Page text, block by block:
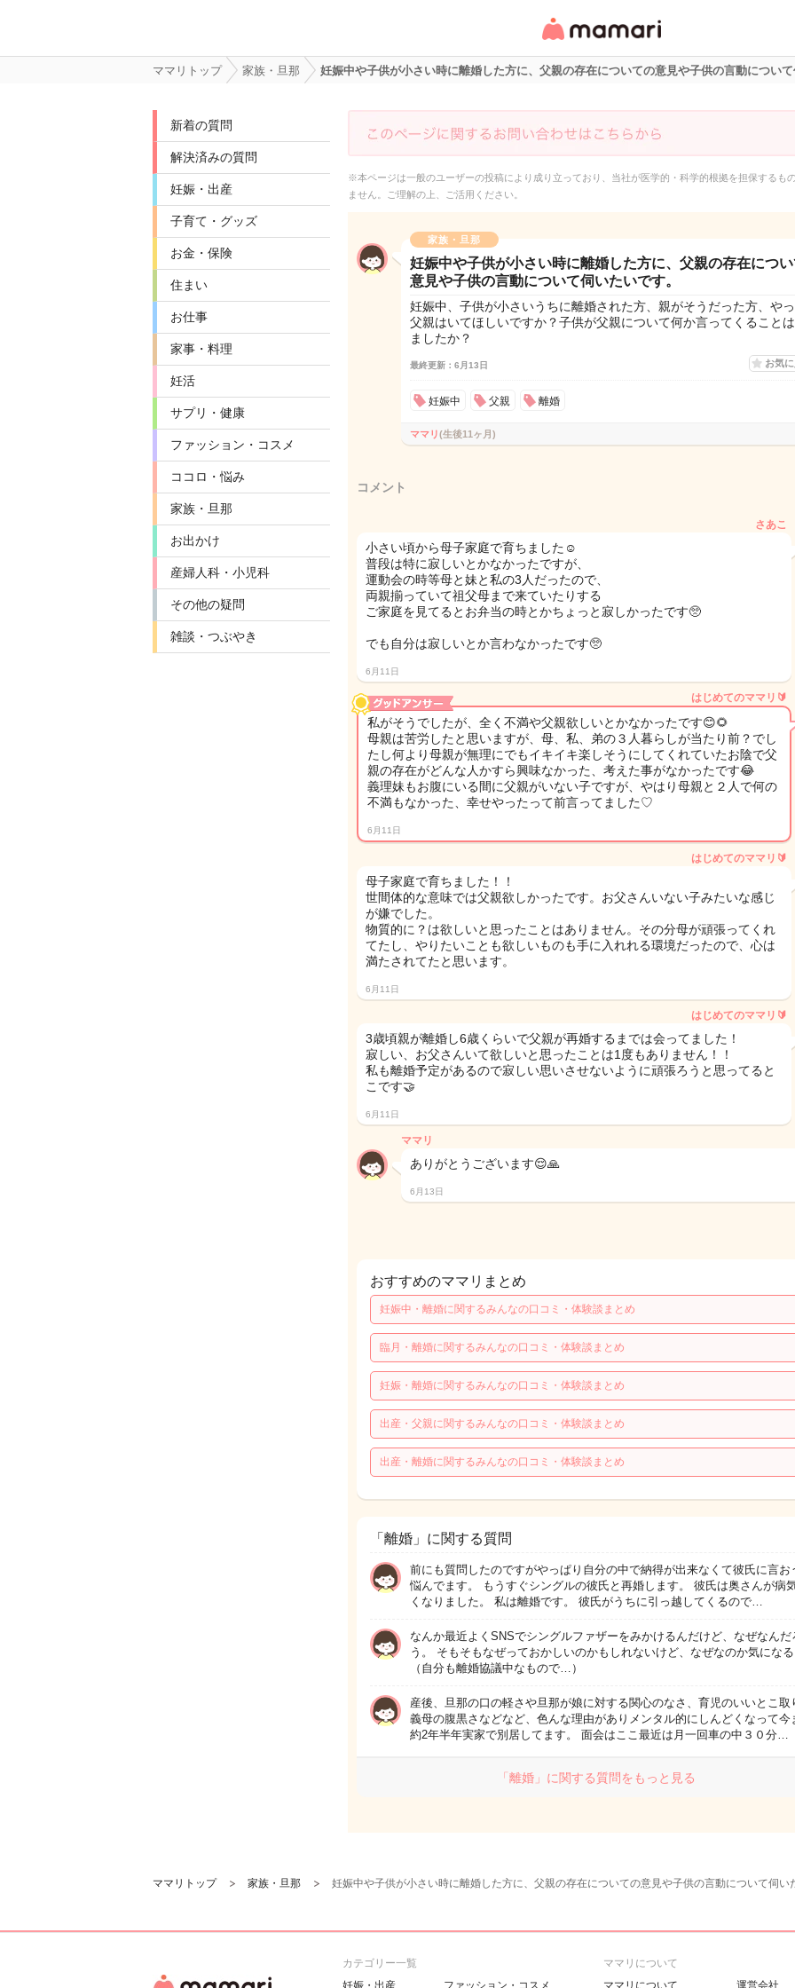
リ・情報サイト
ママリトップ 家族・旦那 妊娠中や子供が小さい時に離婚した方に、父親の存在についての意見や子供の言動について
新着の質問
解決済みの質問
妊娠・出産
子育て・グッズ
お金・保険
住まい
お仕事
家事・料理
妊活
サプリ・健康
ファッション・コスメ
ココロ・悩み
家族・旦那
お出かけ
産婦人科・小児科
その他の疑問
雑談・つぶやき
※本ページは一般のユーザーの投稿により成り立っており、当社が医学的・科学的根拠を担保するも
ません。ご理解の上、ご活用ください。
家族・旦那
妊娠中や子供が小さい時に離婚した方に、父親の存在につ
意見や子供の言動について伺いたいです。
妊娠中、子供が小さいうちに離婚された方、親がそうだった方、や
父親はいてほしいですか？子供が父親について何か言ってくること
ましたか？
最終更新：6月13日 お気
妊娠中 父親 離婚
ママリ(生後11ヶ月)
コメント
さあこ
小さい頃から母子家庭で育ちました☺️
普段は特に寂しいとかなかったですが、
運動会の時等母と妹と私の3人だったので、
両親揃っていて祖父母まで来ていたりする
ご家庭を見てるとお弁当の時とかちょっと寂しかったです🥺
でも自分は寂しいとか言わなかったです🥺
6月11日
はじめてのママリ🔰
私がそうでしたが、全く不満や父親欲しいとかなかったです😊🌻
母親は苦労したと思いますが、母、私、弟の３人暮らしが当たり前？でし
たし何より母親が無理にでもイキイキ楽しそうにしてくれていたお陰で父
親の存在がどんな人かすら興味なかった、考えた事がなかったです😂
義理妹もお腹にいる間に父親がいない子ですが、やはり母親と２人で何の
不満もなかった、幸せやったって前言ってました♡
6月11日
はじめてのママリ🔰
母子家庭で育ちました！！
世間体的な意味では父親欲しかったです。お父さんいない子みたいな感じ
が嫌でした。
物質的に？は欲しいと思ったことはありません。その分母が頑張ってくれ
てたし、やりたいことも欲しいものも手に入れれる環境だったので、心は
満たされてたと思います。
6月11日
はじめてのママリ🔰
3歳頃親が離婚し6歳くらいで父親が再婚するまでは会ってました！
寂しい、お父さんいて欲しいと思ったことは1度もありません！！
私も離婚予定があるので寂しい思いさせないように頑張ろうと思ってると
こです🤝
6月11日
ママリ
ありがとうございます😌🙏
6月13日
おすすめのママリまとめ
妊娠中・離婚に関するみんなの口コミ・体験談まとめ
臨月・離婚に関するみんなの口コミ・体験談まとめ
妊娠・離婚に関するみんなの口コミ・体験談まとめ
出産・父親に関するみんなの口コミ・体験談まとめ
出産・離婚に関するみんなの口コミ・体験談まとめ
「離婚」に関する質問
前にも質問したのですがやっぱり自分の中で納得が出来なくて彼氏に言お
悩んでます。 もうすぐシングルの彼氏と再婚します。 彼氏は奥さんが病
くなりました。 私は離婚です。 彼氏がうちに引っ越してくるので…
なんか最近よくSNSでシングルファザーをみかけるんだけど、なぜなんだ
う。 そもそもなぜっておかしいのかもしれないけど、なぜなのか気になる
（自分も離婚協議中なもので…）
産後、旦那の口の軽さや旦那が娘に対する関心のなさ、育児のいいとこ取
義母の腹黒さなどなど、色んな理由がありメンタル的にしんどくなって今
約2年半年実家で別居してます。 面会はここ最近は月一回車の中３０分…
「離婚」に関する質問をもっと見る
ママリトップ 家族・旦那 妊娠中や子供が小さい時に離婚した方に、父親の存在についての意見や子供の言動について伺い
カテゴリー一覧
妊娠・出産
ファッション・コスメ
ママリについて
ママリについて
運営会社